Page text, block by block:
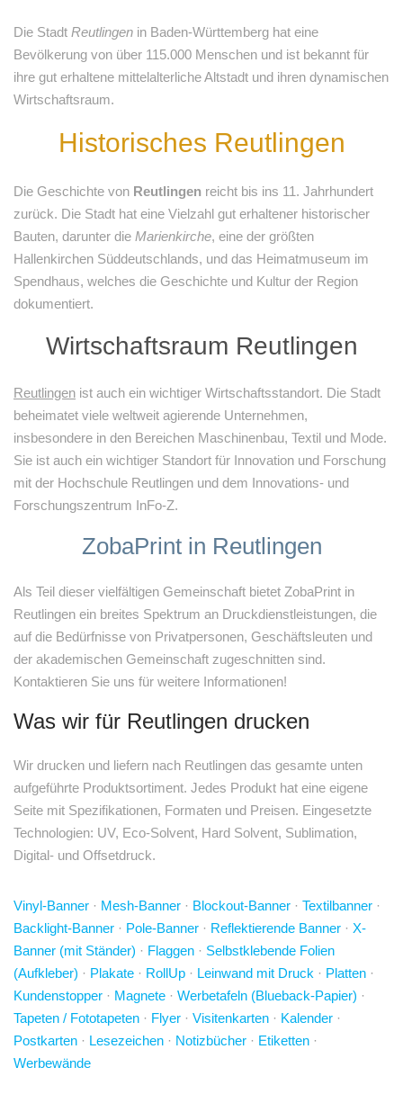
Die Stadt Reutlingen in Baden-Württemberg hat eine
Bevölkerung von über 115.000 Menschen und ist bekannt für
ihre gut erhaltene mittelalterliche Altstadt und ihren dynamischen
Wirtschaftsraum.
Historisches Reutlingen
Die Geschichte von Reutlingen reicht bis ins 11. Jahrhundert
zurück. Die Stadt hat eine Vielzahl gut erhaltener historischer
Bauten, darunter die Marienkirche, eine der größten
Hallenkirchen Süddeutschlands, und das Heimatmuseum im
Spendhaus, welches die Geschichte und Kultur der Region
dokumentiert.
Wirtschaftsraum Reutlingen
Reutlingen ist auch ein wichtiger Wirtschaftsstandort. Die Stadt
beheimatet viele weltweit agierende Unternehmen,
insbesondere in den Bereichen Maschinenbau, Textil und Mode.
Sie ist auch ein wichtiger Standort für Innovation und Forschung
mit der Hochschule Reutlingen und dem Innovations- und
Forschungszentrum InFo-Z.
ZobaPrint in Reutlingen
Als Teil dieser vielfältigen Gemeinschaft bietet ZobaPrint in
Reutlingen ein breites Spektrum an Druckdienstleistungen, die
auf die Bedürfnisse von Privatpersonen, Geschäftsleuten und
der akademischen Gemeinschaft zugeschnitten sind.
Kontaktieren Sie uns für weitere Informationen!
Was wir für Reutlingen drucken
Wir drucken und liefern nach Reutlingen das gesamte unten
aufgeführte Produktsortiment. Jedes Produkt hat eine eigene
Seite mit Spezifikationen, Formaten und Preisen. Eingesetzte
Technologien: UV, Eco-Solvent, Hard Solvent, Sublimation,
Digital- und Offsetdruck.
Vinyl-Banner · Mesh-Banner · Blockout-Banner · Textilbanner ·
Backlight-Banner · Pole-Banner · Reflektierende Banner · X-
Banner (mit Ständer) · Flaggen · Selbstklebende Folien
(Aufkleber) · Plakate · RollUp · Leinwand mit Druck · Platten ·
Kundenstopper · Magnete · Werbetafeln (Blueback-Papier) ·
Tapeten / Fototapeten · Flyer · Visitenkarten · Kalender ·
Postkarten · Lesezeichen · Notizbücher · Etiketten ·
Werbewände